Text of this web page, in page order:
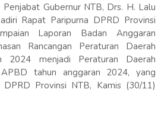
Penjabat Gubernur NTB, Drs. H. Lalu
Rapat Paripurna DPRD Provinsi
Laporan Badan Anggaran
Rancangan Peraturan Daerah
2024 menjadi Peraturan Daerah
tahun anggaran 2024, yang
Provinsi NTB, Kamis (30/11)